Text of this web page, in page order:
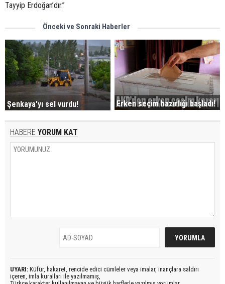
Tayyip Erdoğan’dır.”
Önceki ve Sonraki Haberler
Şenkaya'yı sel vurdu! Erken seçim hazırlığı başladı!
HABERE YORUM KAT
UYARI: Küfür, hakaret, rencide edici cümleler veya imalar, inançlara saldırı
içeren, imla kuralları ile yazılmamış,